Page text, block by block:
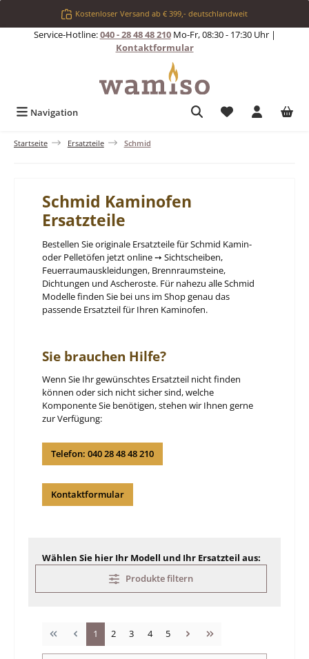
Zum Hauptinhalt springenKostenloser Versand ab € 399,- deutschlandweit
Service-Hotline:040 - 28 48 48 210Mo-Fr, 08:30 - 17:30 Uhr |
Kontaktformular
Navigation Du hast 0
Startseite Ersatzteile Schmid
Schmid Kaminofen
Ersatzteile
Bestellen Sie originale Ersatzteile für Schmid Kamin-
oder Pelletöfen jetzt online ➙ Sichtscheiben,
Feuerraumauskleidungen, Brennraumsteine,
Dichtungen und Ascheroste. Für nahezu alle Schmid
Modelle finden Sie bei uns im Shop genau das
passende Ersatzteil für Ihren Kaminofen.
Sie brauchen Hilfe?
Wenn Sie Ihr gewünschtes Ersatzteil nicht finden
können oder sich nicht sicher sind, welche
Komponente Sie benötigen, stehen wir Ihnen gerne
zur Verfügung:
Telefon: 040 28 48 48 210
Kontaktformular
Wählen Sie hier Ihr Modell und Ihr Ersatzteil aus:
Produkte filtern
Seite
1 Seite
2 Seite
3 Seite
4 Seite
5